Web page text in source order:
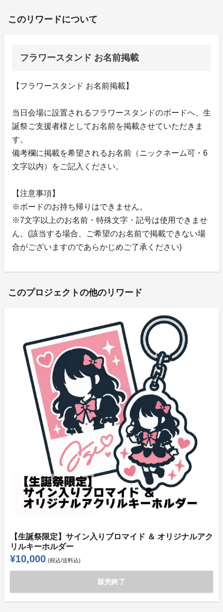
このリワードについて
フラワースタンド お名前掲載
【フラワースタンド お名前掲載】
当日会場に設置されるフラワースタンドのボードへ、生
誕祭ご支援者様としてお名前を掲載させていただきま
す。
備考欄に掲載を希望されるお名前（ニックネーム可・6
文字以内）をご記入ください。
【注意事項】
※ボードのお持ち帰りはできません。
※7文字以上のお名前・特殊文字・記号は使用できませ
ん。(該当する場合、ご希望のお名前で掲載できない場
合がございますのであらかじめご了承ください)
このプロジェクトの他のリワード
【生誕祭限定】サイン入りブロマイド ＆ オリジナルアク
リルキーホルダー
¥10,000 (税込/送料込)
販売終了